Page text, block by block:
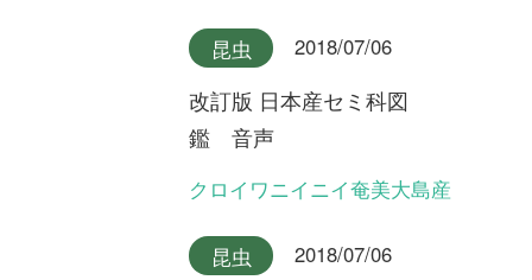
有料会員利用規約｜お問い合わせ
シーについて
ープ